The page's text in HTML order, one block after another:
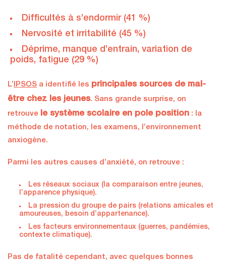
Difficultés à s’endormir (41 %)
Nervosité et irritabilité (45 %)
Déprime, manque d’entrain, variation de
poids, fatigue (29 %)
L’IPSOS a identifié les principales sources de mal-
être chez les jeunes. Sans grande surprise, on
retrouve le système scolaire en pole position : la
méthode de notation, les examens, l’environnement
anxiogène.
Parmi les autres causes d’anxiété, on retrouve :
Les réseaux sociaux (la comparaison entre jeunes,
l’apparence physique).
La pression du groupe de pairs (relations amicales et
amoureuses, besoin d’appartenance).
Les facteurs environnementaux (guerres, pandémies,
contexte climatique).
Pas de fatalité cependant, avec quelques bonnes